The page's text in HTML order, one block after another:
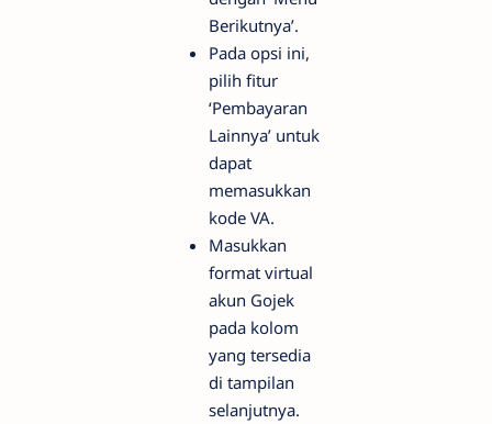
Berikutnya’.
Pada opsi ini,
pilih fitur
‘Pembayaran
Lainnya’ untuk
dapat
memasukkan
kode VA.
Masukkan
format virtual
akun Gojek
pada kolom
yang tersedia
di tampilan
selanjutnya.